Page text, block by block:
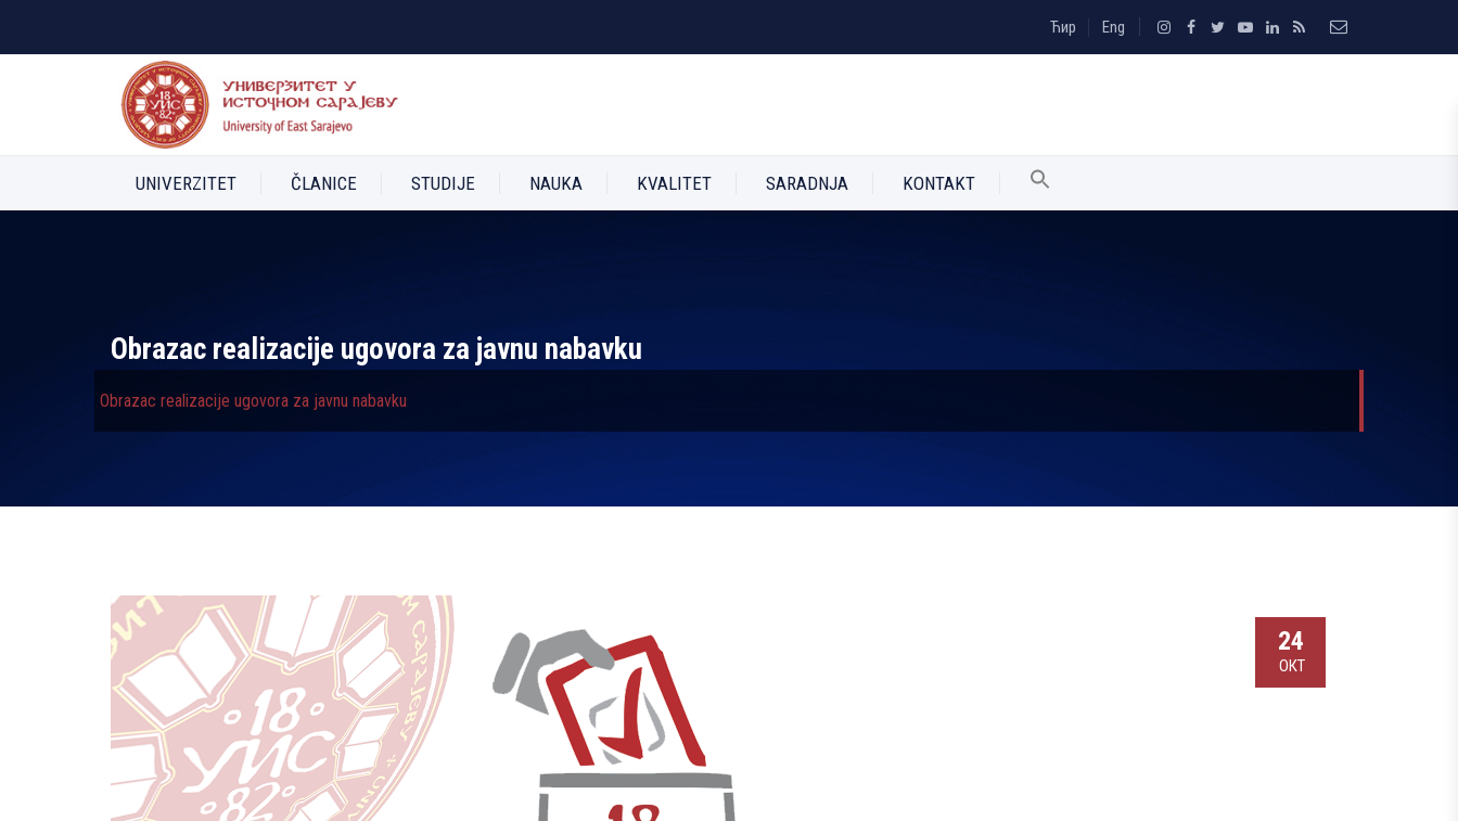
Ћир Eng
UNIVERZITET ČLANICE STUDIJE NAUKA KVALITET SARADNJA KONTAKT
Obrazac realizacije ugovora za javnu nabavku
Obrazac realizacije ugovora za javnu nabavku
24
ОКТ